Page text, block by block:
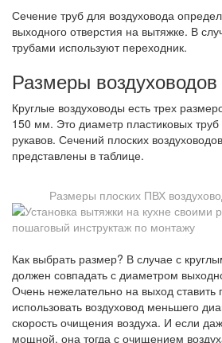
Сечение труб для воздуховода
выходного отверстия на вытяжке. В
трубами используют переходник.
Размеры
Круглые воздуховоды есть трех
150 мм. Это диаметр пластиковых
рукавов. Сечений плоских
представлены в таблице.
Размеры плоских ПВХ
Как выбрать размер? В случае с
должен совпадать с диаметром
Очень нежелательно на выход ставить
использовать воздуховод меньшего
скорость очищения воздуха. И если
мощной, она тогда с очищением